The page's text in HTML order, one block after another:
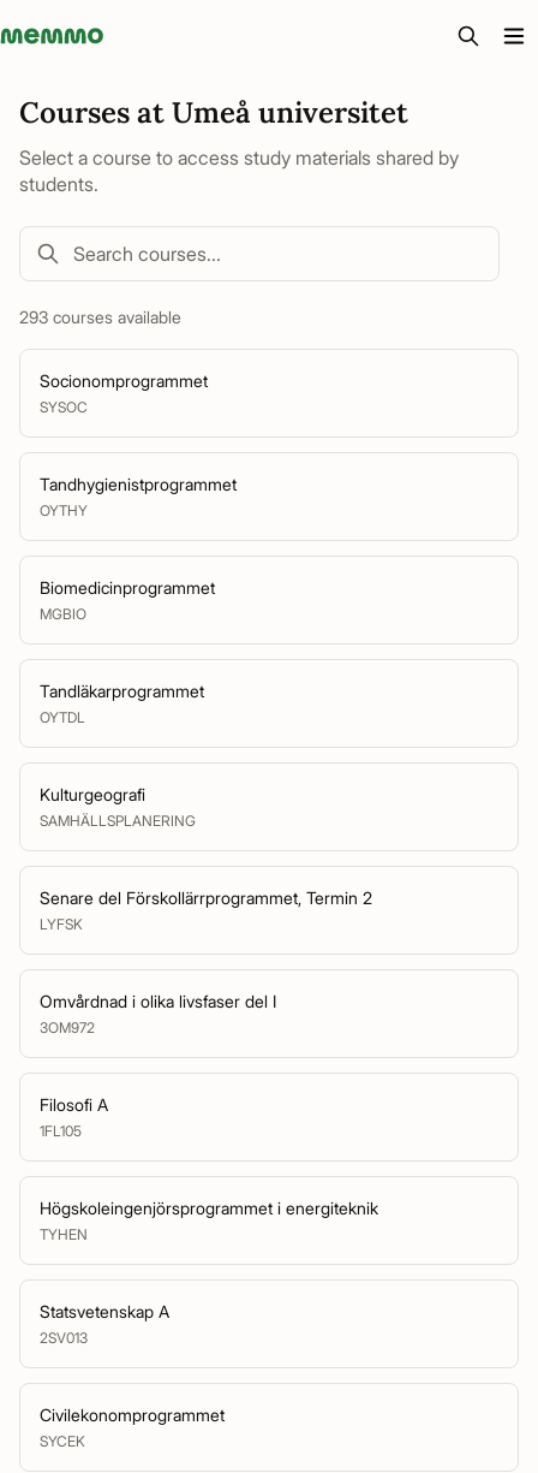
Memmo - AI-verktyg och digital kurslitteratur
Courses at Umeå universitet
Select a course to access study materials shared by
students.
293 courses available
Socionomprogrammet
SYSOC
Tandhygienistprogrammet
OYTHY
Biomedicinprogrammet
MGBIO
Tandläkarprogrammet
OYTDL
Kulturgeografi
SAMHÄLLSPLANERING
Senare del Förskollärrprogrammet, Termin 2
LYFSK
Omvårdnad i olika livsfaser del I
3OM972
Filosofi A
1FL105
Högskoleingenjörsprogrammet i energiteknik
TYHEN
Statsvetenskap A
2SV013
Civilekonomprogrammet
SYCEK